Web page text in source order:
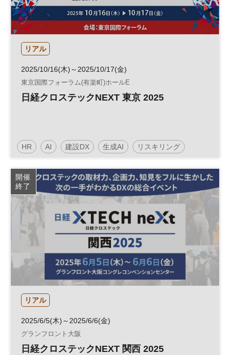
リアル
2025/10/16(木)～2025/10/17(金)
東京国際フォーラム(有楽町)ホールE
日経クロステックNEXT 東京 2025
HR AI 建設DX 生成AI リスキリング
製造業DX 経営戦略 人材育成 情報セキュリティ
DX 参加無料
開催
終了
リアル
2025/6/5(木)～2025/6/6(金)
グランフロント大阪
日経クロステックNEXT 関西 2025